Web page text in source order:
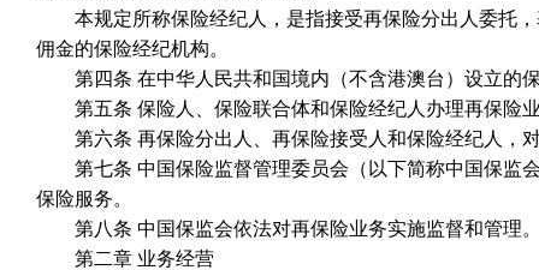
本规定所称保险经纪人，是指接受再保险分出人委托，
佣金的保险经纪机构。
第四条 在中华人民共和国境内（不含港澳台）设立的
第五条 保险人、保险联合体和保险经纪人办理再保险
第六条 再保险分出人、再保险接受人和保险经纪人，
第七条 中国保险监督管理委员会（以下简称中国保监会
保险服务。
第八条 中国保监会依法对再保险业务实施监督和管理
第二章 业务经营